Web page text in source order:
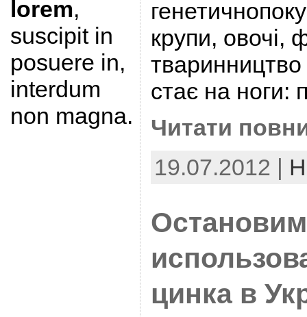
lorem,
suscipit in
posuere in,
interdum
non magna.
крупи, овочі,
тваринництво
стає на ноги:
Читати
19.07.2012 |
Остановим
цинка в